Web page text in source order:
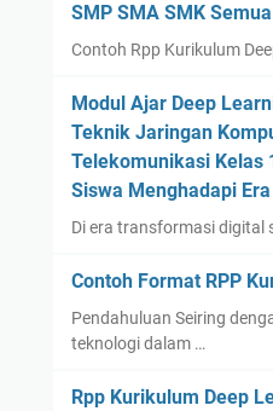
SMP SMA SMK
Contoh Rpp Kurikulum
Modul Ajar Deep
Teknik Jaringan
Telekomunikasi Kelas
Siswa Menghadapi Era
Di era transformasi digital
Contoh Format RPP
Pendahuluan Seiring
teknologi dalam …
Rpp Kurikulum Deep